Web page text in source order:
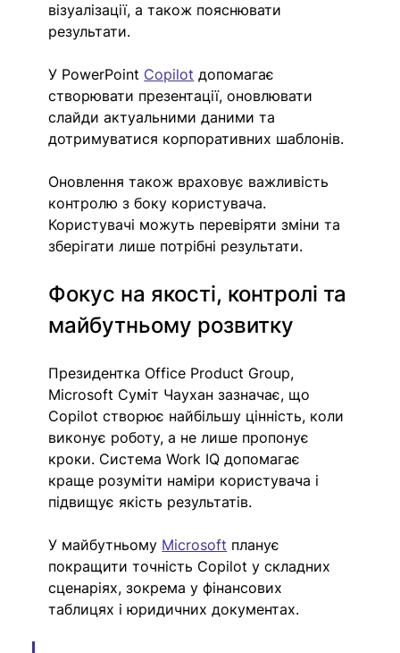
візуалізації, а також пояснювати
результати.
У PowerPoint Copilot допомагає
створювати презентації, оновлювати
слайди актуальними даними та
дотримуватися корпоративних шаблонів.
Оновлення також враховує важливість
контролю з боку користувача.
Користувачі можуть перевіряти зміни та
зберігати лише потрібні результати.
Фокус на якості, контролі та
майбутньому розвитку
Президентка Office Product Group,
Microsoft Суміт Чаухан зазначає, що
Copilot створює найбільшу цінність, коли
виконує роботу, а не лише пропонує
кроки. Cистема Work IQ допомагає
краще розуміти наміри користувача і
підвищує якість результатів.
У майбутньому Microsoft планує
покращити точність Copilot у складних
сценаріях, зокрема у фінансових
таблицях і юридичних документах.